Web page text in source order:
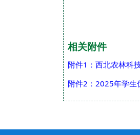
相关附件
附件1：西北农林科
附件2：2025年学生